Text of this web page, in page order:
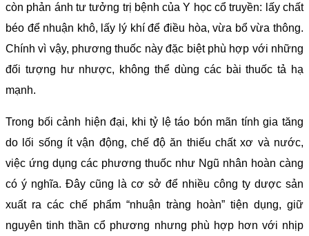
còn phản ánh tư tưởng trị bệnh của Y học cổ truyền: lấy chất
béo để nhuận khô, lấy lý khí để điều hòa, vừa bổ vừa thông.
Chính vì vậy, phương thuốc này đặc biệt phù hợp với những
đối tượng hư nhược, không thể dùng các bài thuốc tả hạ
mạnh.
Trong bối cảnh hiện đại, khi tỷ lệ táo bón mãn tính gia tăng
do lối sống ít vận động, chế độ ăn thiếu chất xơ và nước,
việc ứng dụng các phương thuốc như Ngũ nhân hoàn càng
có ý nghĩa. Đây cũng là cơ sở để nhiều công ty dược sản
xuất ra các chế phẩm “nhuận tràng hoàn” tiện dụng, giữ
nguyên tinh thần cổ phương nhưng phù hợp hơn với nhịp